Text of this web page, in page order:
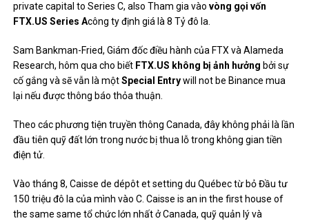
private capital to Series C, also Tham gia vào vòng gọi vốn
FTX.US Series Acông ty định giá là 8 Tỷ đô la.
Sam Bankman-Fried, Giám đốc điều hành của FTX và Alameda
Research, hôm quacho biết FTX.US không bị ảnh hưởng bởi sự
cố gắng và sẽ vẫn là mộtSpecial Entrywill not be Binance mua
lại nếu được thông báo thỏa thuận.
Theo các phương tiện truyền thông Canada, đây không phải là lần
đầu tiên quỹ đất lớn trong nước bị thua lỗ trong không gian tiền
điện tử.
Vào tháng 8, Caisse de dépôt et setting du Québectừ bỏĐầu tư
150 triệu đô la của mình vào C. Caisse is an in the first house of
the same same tổ chức lớn nhất ở Canada, quỹ quản lý và